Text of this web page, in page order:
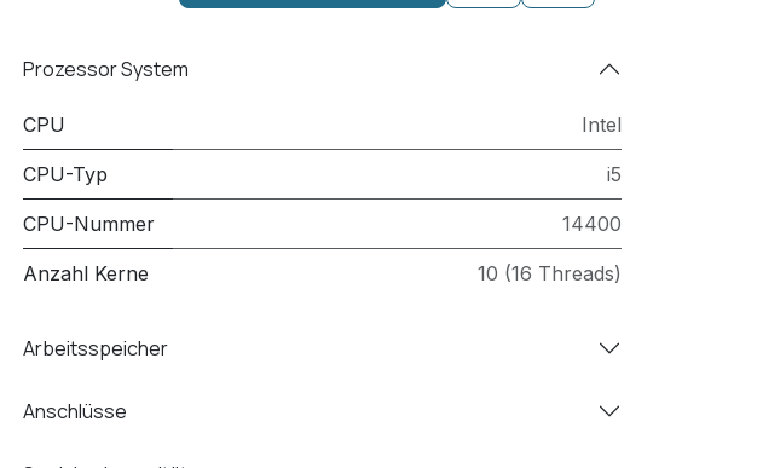
Prozessor System
CPU Intel
CPU-Typ i5
CPU-Nummer 14400
Anzahl Kerne 10 (16 Threads)
Arbeitsspeicher
Anschlüsse